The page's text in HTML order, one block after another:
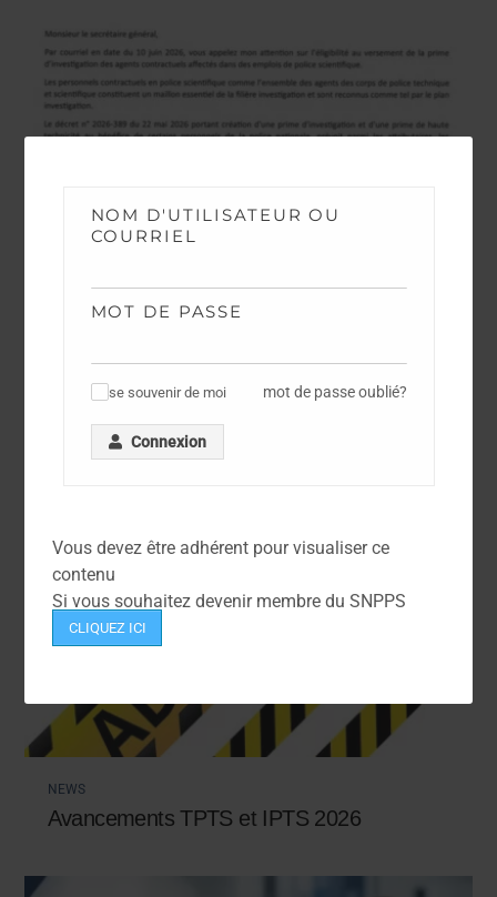
NOM D'UTILISATEUR OU
COURRIEL
MOT DE PASSE
se souvenir de moi mot de passe oublié?
Connexion
Vous devez être adhérent pour visualiser ce
contenu
Si vous souhaitez devenir membre du SNPPS
CLIQUEZ ICI
Contractuels – Prime investigation
NEWS
Avancements TPTS et IPTS 2026